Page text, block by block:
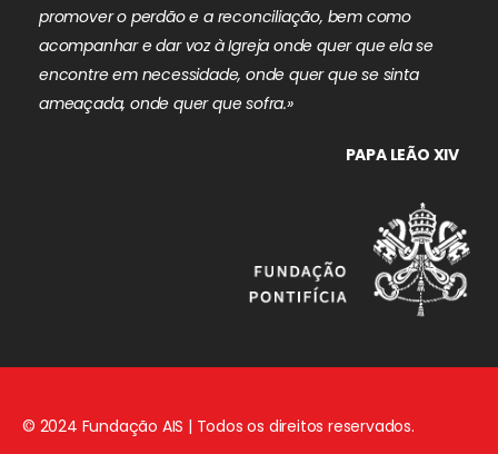
promover o perdão e a reconciliação, bem como
acompanhar e dar voz à Igreja onde quer que ela se
encontre em necessidade, onde quer que se sinta
ameaçada, onde quer que sofra.»
PAPA LEÃO XIV
© 2024 Fundação AIS | Todos os direitos reservados.